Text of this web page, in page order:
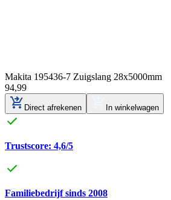
Makita 195436-7 Zuigslang 28x5000mm
94,99
Direct afrekenen In winkelwagen
Trustscore: 4,6/5
Familiebedrijf sinds 2008